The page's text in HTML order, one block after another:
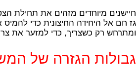
חיישנים מיוחדים מזהים את תחילת
גז חם אל היחידה החיצונית כדי להמיס
ומתרחש רק כשצריך, כדי למזער את
גבולות הגזרה של